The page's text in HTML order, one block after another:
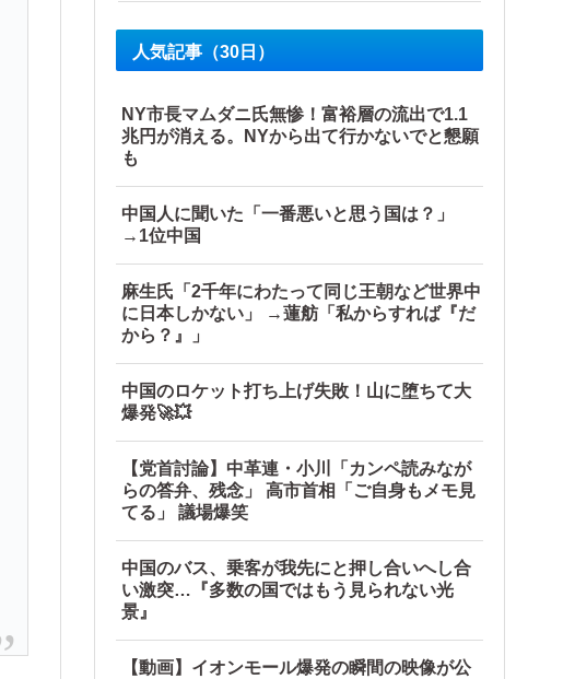
人気記事（30日）
NY市長マムダニ氏無惨！富裕層の流出で1.1
兆円が消える。NYから出て行かないでと懇願
も
中国人に聞いた「一番悪いと思う国は？」
→1位中国
麻生氏「2千年にわたって同じ王朝など世界中
に日本しかない」 →蓮舫「私からすれば『だ
から？』」
中国のロケット打ち上げ失敗！山に堕ちて大
爆発🚀💥
【党首討論】中革連・小川「カンペ読みなが
らの答弁、残念」 高市首相「ご自身もメモ見
てる」 議場爆笑
中国のバス、乗客が我先にと押し合いへし合
い激突…『多数の国ではもう見られない光
景』
【動画】イオンモール爆発の瞬間の映像が公